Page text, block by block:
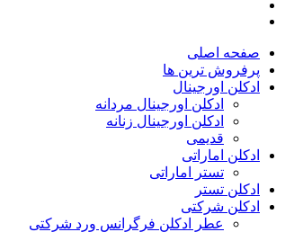
صفحه اصلی
پرفروش ترین ها
ادکلن اورجینال
ادکلن اورجینال مردانه
ادکلن اورجینال زنانه
قدیمی
ادکلن اماراتی
تستر اماراتی
ادکلن تستر
ادکلن شرکتی
عطر ادکلن فرگرانس ورد شرکتی